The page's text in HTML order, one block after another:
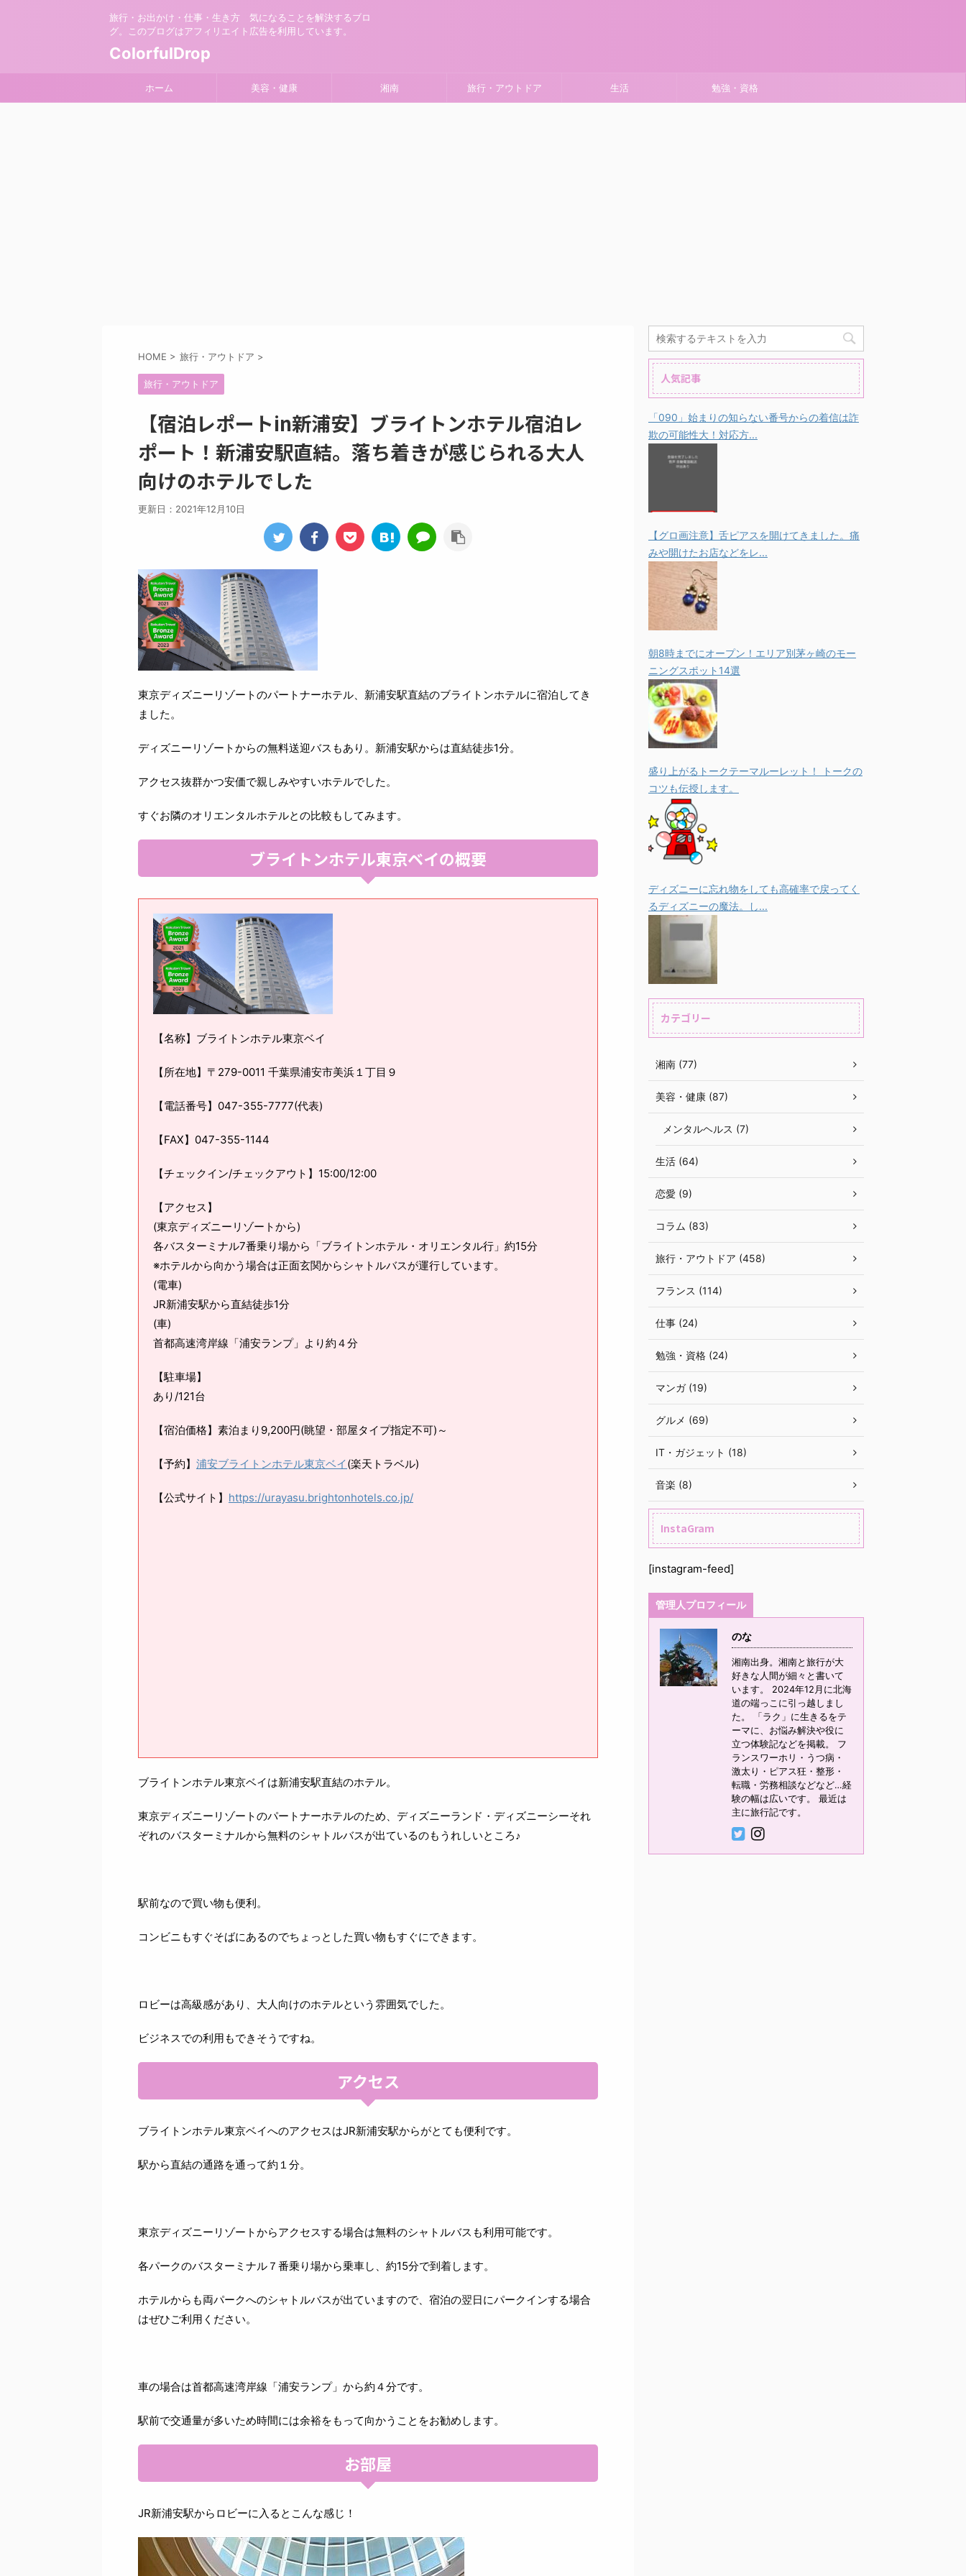
旅行・お出かけ・仕事・生き方 気になることを解決するブロ
グ。このブログはアフィリエイト広告を利用しています。
ColorfulDrop
ホーム 美容・健康 湘南 旅行・アウトドア 生活 勉強・資格
HOME > 旅行・アウトドア >
旅行・アウトドア
【宿泊レポートin新浦安】ブライトンホテル宿泊レ
ポート！新浦安駅直結。落ち着きが感じられる大人
向けのホテルでした
更新日： 2021年12月10日
東京ディズニーリゾートのパートナーホテル、新浦安駅直結のブライトンホテルに宿泊してき
ました。
ディズニーリゾートからの無料送迎バスもあり。新浦安駅からは直結徒歩1分。
アクセス抜群かつ安価で親しみやすいホテルでした。
すぐお隣のオリエンタルホテルとの比較もしてみます。
ブライトンホテル東京ベイの概要
【名称】ブライトンホテル東京ベイ
【所在地】〒279-0011 千葉県浦安市美浜１丁目９
【電話番号】047-355-7777(代表)
【FAX】047-355-1144
【チェックイン/チェックアウト】15:00/12:00
【アクセス】
(東京ディズニーリゾートから)
各バスターミナル7番乗り場から「ブライトンホテル・オリエンタル行」約15分
※ホテルから向かう場合は正面玄関からシャトルバスが運行しています。
(電車)
JR新浦安駅から直結徒歩1分
(車)
首都高速湾岸線「浦安ランプ」より約４分
【駐車場】
あり/121台
【宿泊価格】素泊まり9,200円(眺望・部屋タイプ指定不可)～
【予約】 浦安ブライトンホテル東京ベイ(楽天トラベル)
【公式サイト】 https://urayasu.brightonhotels.co.jp/
ブライトンホテル東京ベイは新浦安駅直結のホテル。
東京ディズニーリゾートのパートナーホテルのため、ディズニーランド・ディズニーシーそれ
ぞれのバスターミナルから無料のシャトルバスが出ているのもうれしいところ♪
駅前なので買い物も便利。
コンビニもすぐそばにあるのでちょっとした買い物もすぐにできます。
ロビーは高級感があり、大人向けのホテルという雰囲気でした。
ビジネスでの利用もできそうですね。
アクセス
ブライトンホテル東京ベイへのアクセスはJR新浦安駅からがとても便利です。
駅から直結の通路を通って約１分。
東京ディズニーリゾートからアクセスする場合は無料のシャトルバスも利用可能です。
各パークのバスターミナル７番乗り場から乗車し、約15分で到着します。
ホテルからも両パークへのシャトルバスが出ていますので、宿泊の翌日にパークインする場合
はぜひご利用ください。
車の場合は首都高速湾岸線「浦安ランプ」から約４分です。
駅前で交通量が多いため時間には余裕をもって向かうことをお勧めします。
お部屋
JR新浦安駅からロビーに入るとこんな感じ！
人気記事
「090」始まりの知らない番号からの着信は詐
欺の可能性大！対応方...
【グロ画注意】舌ピアスを開けてきました。痛
みや開けたお店などをレ...
朝8時までにオープン！エリア別茅ヶ崎のモー
ニングスポット14選
盛り上がるトークテーマルーレット！ トークの
コツも伝授します。
ディズニーに忘れ物をしても高確率で戻ってく
るディズニーの魔法。し...
カテゴリー
湘南 (77)
美容・健康 (87)
メンタルヘルス (7)
生活 (64)
恋愛 (9)
コラム (83)
旅行・アウトドア (458)
フランス (114)
仕事 (24)
勉強・資格 (24)
マンガ (19)
グルメ (69)
IT・ガジェット (18)
音楽 (8)
InstaGram
[instagram-feed]
管理人プロフィール
のな
湘南出身。湘南と旅行が大
好きな人間が細々と書いて
います。 2024年12月に北海
道の端っこに引っ越しまし
た。 「ラク」に生きるをテ
ーマに、お悩み解決や役に
立つ体験記などを掲載。 フ
ランスワーホリ・うつ病・
激太り・ピアス狂・整形・
転職・労務相談などなど…経
験の幅は広いです。 最近は
主に旅行記です。